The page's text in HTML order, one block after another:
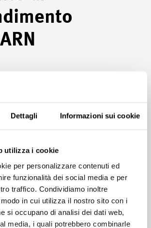
Dettagli Informazioni sui cookie
utilizza i cookie
per personalizzare contenuti ed
funzionalità dei social media e per
traffico. Condividiamo inoltre
in cui utilizza il nostro sito con i
si occupano di analisi dei dati web,
media, i quali potrebbero combinarle
sono ottimizzati per l'utilizzo
techLEARN. Questi sono